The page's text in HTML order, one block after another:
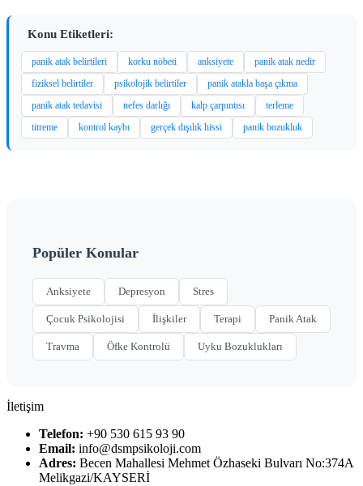
Konu Etiketleri:
panik atak belirtileri korku nöbeti anksiyete
panik atak nedir
fiziksel belirtiler
psikolojik belirtiler
panik atakla başa çıkma
panik atak tedavisi
nefes darlığı kalp çarpıntısı
terleme
titreme
kontrol kaybı gerçek dışılık hissi panik bozukluk
Popüler Konular
Anksiyete Depresyon Stres
Çocuk Psikolojisi İlişkiler Terapi Panik Atak
Travma Öfke Kontrolü Uyku Bozuklukları
İletişim
Telefon: +90 530 615 93 90
Email: info@dsmpsikoloji.com
Adres: Becen Mahallesi Mehmet Özhaseki Bulvarı No:374A
Melikgazi/KAYSERİ